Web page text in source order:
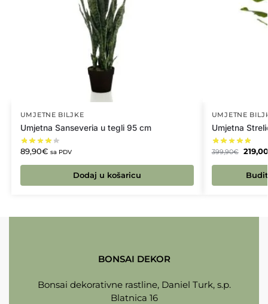
UMJETNE BILJKE
Umjetna Sanseveria u tegli 95 cm
89,90€ sa PDV
Dodaj u košaricu
UMJETNE
Umjetna
399,90€ 219,00
BONSAI DEKOR
Bonsai dekorativne rastline, Daniel Turk, s.p.
Blatnica 16